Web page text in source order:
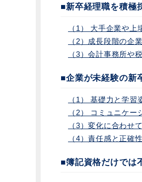
■新卒経理職を積極
（1） 大手企業や上
（2）成長段階の企業
（3）会計事務所や
■企業が未経験の新
（1） 基礎力と学習
（2） コミュニケー
（3）変化に合わせ
（4）責任感と正確性
■簿記資格だけでは